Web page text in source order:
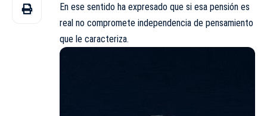
En ese sentido ha expresado que si esa pensión es
real no compromete independencia de pensamiento
que le caracteriza.